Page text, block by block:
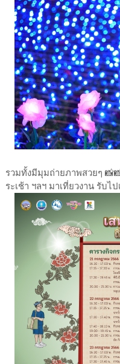
รวมทั้งมีมุมถ่ายภาพสวยๆ
ระเช้า ฯลฯ มาเที่ยวงาน รับไ